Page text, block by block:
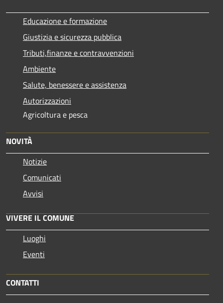
Educazione e formazione
Giustizia e sicurezza pubblica
Tributi,finanze e contravvenzioni
Ambiente
Salute, benessere e assistenza
Autorizzazioni
Agricoltura e pesca
NOVITÀ
Notizie
Comunicati
Avvisi
VIVERE IL COMUNE
Luoghi
Eventi
CONTATTI